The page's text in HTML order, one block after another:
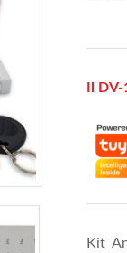
Il
Kit